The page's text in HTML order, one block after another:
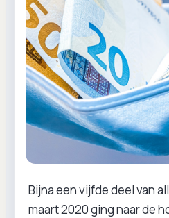
Bijna een vijfde deel van
maart 2020 ging naar de